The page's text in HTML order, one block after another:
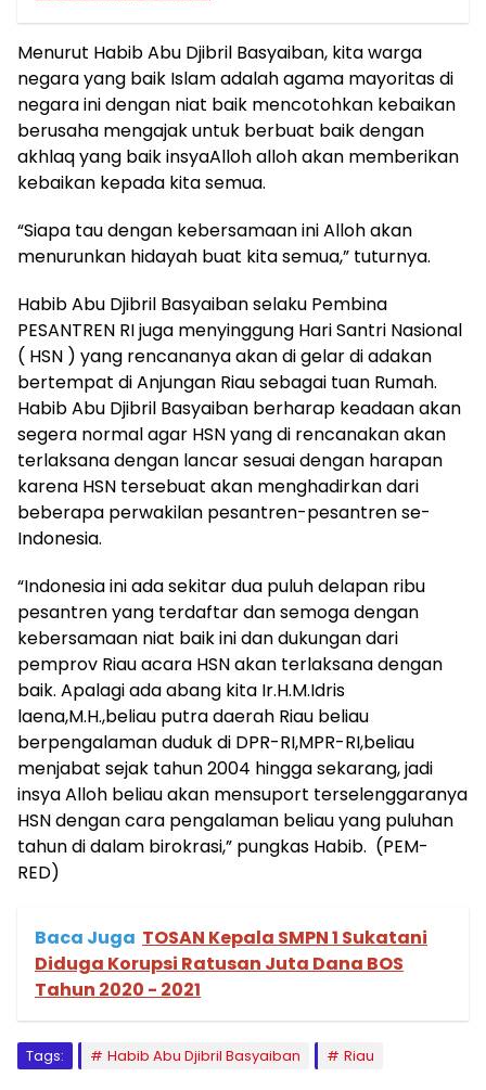
Menurut Habib Abu Djibril Basyaiban, kita warga
negara yang baik Islam adalah agama mayoritas di
negara ini dengan niat baik mencotohkan kebaikan
berusaha mengajak untuk berbuat baik dengan
akhlaq yang baik insyaAlloh alloh akan memberikan
kebaikan kepada kita semua.
“Siapa tau dengan kebersamaan ini Alloh akan
menurunkan hidayah buat kita semua,” tuturnya.
Habib Abu Djibril Basyaiban selaku Pembina
PESANTREN RI juga menyinggung Hari Santri Nasional
( HSN ) yang rencananya akan di gelar di adakan
bertempat di Anjungan Riau sebagai tuan Rumah.
Habib Abu Djibril Basyaiban berharap keadaan akan
segera normal agar HSN yang di rencanakan akan
terlaksana dengan lancar sesuai dengan harapan
karena HSN tersebuat akan menghadirkan dari
beberapa perwakilan pesantren-pesantren se-
Indonesia.
“Indonesia ini ada sekitar dua puluh delapan ribu
pesantren yang terdaftar dan semoga dengan
kebersamaan niat baik ini dan dukungan dari
pemprov Riau acara HSN akan terlaksana dengan
baik. Apalagi ada abang kita Ir.H.M.Idris
laena,M.H.,beliau putra daerah Riau beliau
berpengalaman duduk di DPR-RI,MPR-RI,beliau
menjabat sejak tahun 2004 hingga sekarang, jadi
insya Alloh beliau akan mensuport terselenggaranya
HSN dengan cara pengalaman beliau yang puluhan
tahun di dalam birokrasi,” pungkas Habib. (PEM-
RED)
Baca Juga TOSAN Kepala SMPN 1 Sukatani
Diduga Korupsi Ratusan Juta Dana BOS
Tahun 2020 - 2021
Tags: Habib Abu Djibril Basyaiban Riau